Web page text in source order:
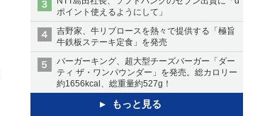
ポイント使えるようにして」
吉野家、牛リブロースを熱々で提供する「極旨
牛鉄板ステーキ定食」を発売
バーガーキング、超大型チーズバーガー「ダー
ティ ザ・ワンパウンダー」を発売。総カロリー
約1656kcal、総重量約527g！
もっと見る